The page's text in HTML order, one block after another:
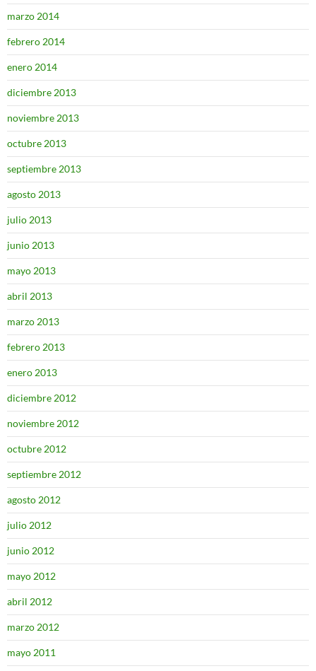
marzo 2014
febrero 2014
enero 2014
diciembre 2013
noviembre 2013
octubre 2013
septiembre 2013
agosto 2013
julio 2013
junio 2013
mayo 2013
abril 2013
marzo 2013
febrero 2013
enero 2013
diciembre 2012
noviembre 2012
octubre 2012
septiembre 2012
agosto 2012
julio 2012
junio 2012
mayo 2012
abril 2012
marzo 2012
mayo 2011